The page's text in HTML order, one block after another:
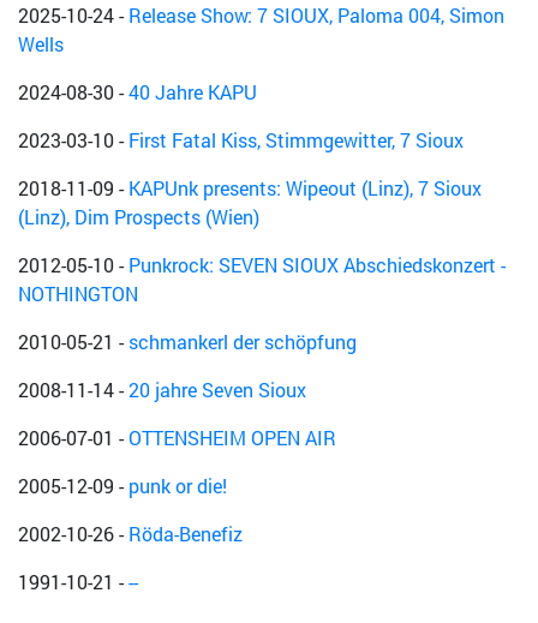
2025-10-24-Release Show: 7 SIOUX, Paloma 004, Simon
Wells
2024-08-30-40 Jahre KAPU
2023-03-10-First Fatal Kiss, Stimmgewitter, 7 Sioux
2018-11-09 -KAPUnk presents: Wipeout (Linz), 7 Sioux
(Linz), Dim Prospects (Wien)
2012-05-10-Punkrock: SEVEN SIOUX Abschiedskonzert -
NOTHINGTON
2010-05-21 -schmankerl der schöpfung
2008-11-14-20 jahre Seven Sioux
2006-07-01 -OTTENSHEIM OPEN AIR
2005-12-09 -punk or die!
2002-10-26-Röda-Benefiz
1991-10-21 ---